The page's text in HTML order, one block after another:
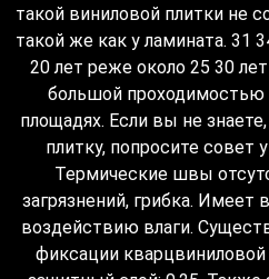
такой виниловой плитки не
такой же как у ламината. 31
20 лет реже около 25 30
большой проходимостью
площадях. Если вы не
плитку, попросите совет
Термические швы
загрязнений, грибка.
воздействию влаги.
фиксации